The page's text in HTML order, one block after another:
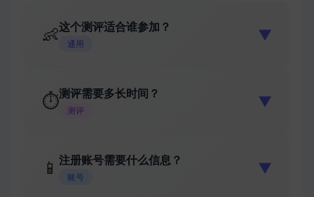
👶这个测评适合谁参加？
通用
▼
⏱️测评需要多长时间？
测评
▼
📱 注册账号需要什么信息？
账号
▼